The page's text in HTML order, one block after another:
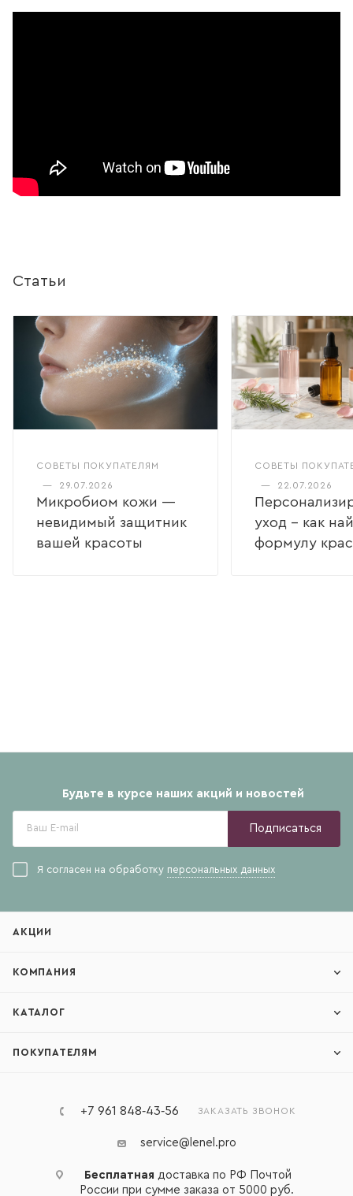
Статьи
СОВЕТЫ ПОКУПАТЕЛЯМ
— 29.07.2026
Микробиом кожи —
невидимый защитник
вашей красоты
СОВЕТЫ
— 22.07.2026
уход – как
формулу
Будьте в курсе наших акций и новостей
Подписаться
Я согласен на обработку персональных данных
АКЦИИ
КОМПАНИЯ
КАТАЛОГ
ПОКУПАТЕЛЯМ
+7 961 848‑43‑56 ЗАКАЗАТЬ ЗВОНОК
service@lenel.pro
Бесплатная доставка по РФ Почтой
России при сумме заказа от 5000 руб.